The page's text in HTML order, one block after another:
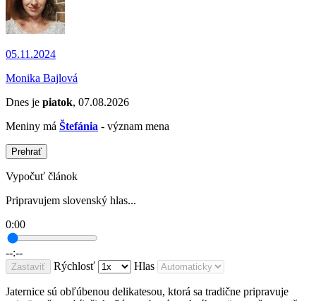
05.11.2024
Monika Bajlová
Dnes je piatok, 07.08.2026
Meniny má Štefánia - význam mena
Prehrať
Vypočuť článok
Pripravujem slovenský hlas...
0:00
--:--
Zastaviť Rýchlosť Hlas
Jaternice sú obľúbenou delikatesou, ktorá sa tradične pripravuje